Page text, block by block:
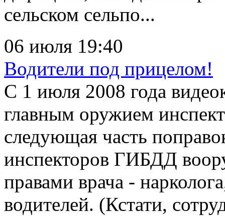
сельском сельпо...
06 июля 19:40
Водители под прицелом!
С 1 июля 2008 года
главным оружием
следующая часть
инспекторов ГИБДД
правами врача -
водителей. (Кстати,